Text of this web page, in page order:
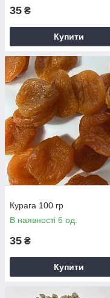
35 ₴
Купити
Курага 100 гр
В наявності 6 од.
35 ₴
Купити